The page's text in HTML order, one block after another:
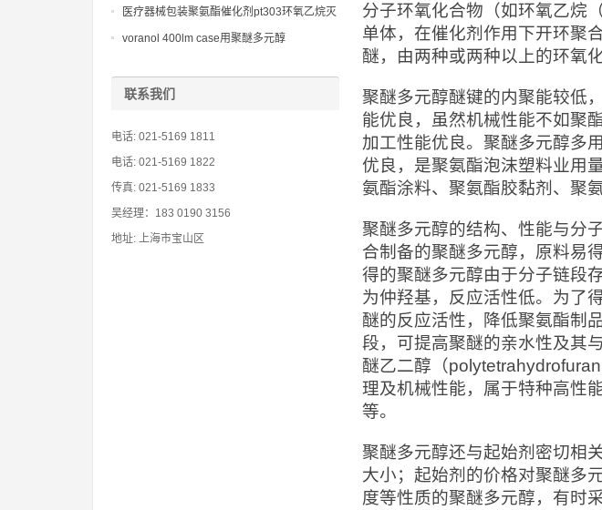
分子环氧化合物（如环氧乙烷
单体，在催化剂作用下开环聚
醚，由两种或两种以上的环氧
聚醚多元醇醚键的内聚能较低
能优良，虽然机械性能不如聚
加工性能优良。聚醚多元醇多
优良，是聚氨酯泡沫塑料业用
氨酯涂料、聚氨酯胶黏剂、聚
聚醚多元醇的结构、性能与分
合制备的聚醚多元醇，原料易
得的聚醚多元醇由于分子链段
为仲羟基，反应活性低。为了
醚的反应活性，降低聚氨酯制
段，可提高聚醚的亲水性及其
醚乙二醇（
理及机械性能，属于特种高性
等。
聚醚多元醇还与起始剂密切相
大小；起始剂的价格对聚醚多
度等性质的聚醚多元醇，有时
酯弹性体、密封剂和防水涂料
医疗器械包装聚氨酯催化剂pt303环氧乙烷灭
菌兼容性技术
voranol 400lm case用聚醚多元醇
联系我们
电话: 021-5169 1811
电话: 021-5169 1822
传真: 021-5169 1833
吴经理：183 0190 3156
地址: 上海市宝山区